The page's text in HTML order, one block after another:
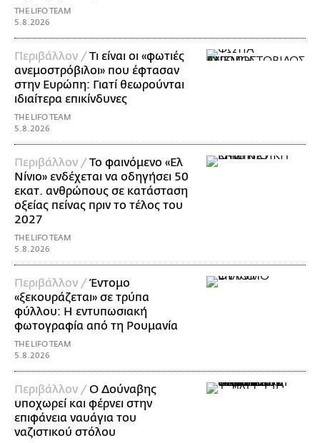
THE LIFO TEAM
5.8.2026
Περιβάλλον /Τι είναι οι «φωτιές
ανεμοστρόβιλοι» που έφτασαν
στην Ευρώπη: Γιατί θεωρούνται
ιδιαίτερα επικίνδυνες
THE LIFO TEAM
5.8.2026
Περιβάλλον /Το φαινόμενο «Ελ
Νίνιο» ενδέχεται να οδηγήσει 50
εκατ. ανθρώπους σε κατάσταση
οξείας πείνας πριν το τέλος του
2027
THE LIFO TEAM
5.8.2026
Περιβάλλον /Έντομο
«ξεκουράζεται» σε τρύπα
φύλλου: Η εντυπωσιακή
φωτογραφία από τη Ρουμανία
THE LIFO TEAM
5.8.2026
Περιβάλλον /Ο Δούναβης
υποχωρεί και φέρνει στην
επιφάνεια ναυάγια του
ναζιστικού στόλου